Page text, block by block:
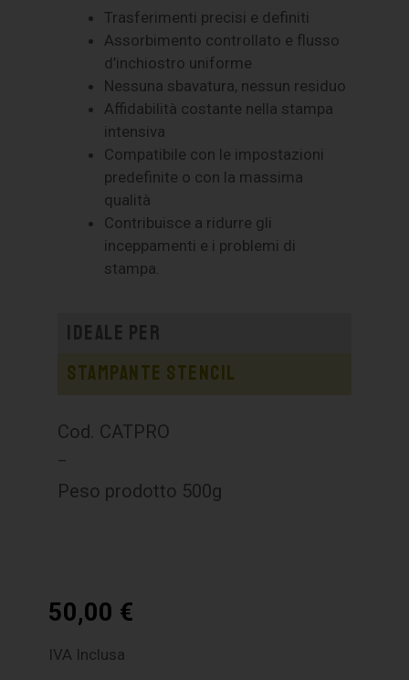
Trasferimenti precisi e definiti
Assorbimento controllato e flusso
d’inchiostro uniforme
Nessuna sbavatura, nessun residuo
Affidabilità costante nella stampa
intensiva
Compatibile con le impostazioni
predefinite o con la massima
qualità
Contribuisce a ridurre gli
inceppamenti e i problemi di
stampa.
Ideale per
Stampante stencil
Cod. CATPRO
–
Peso prodotto 500g
50,00 €
IVA Inclusa